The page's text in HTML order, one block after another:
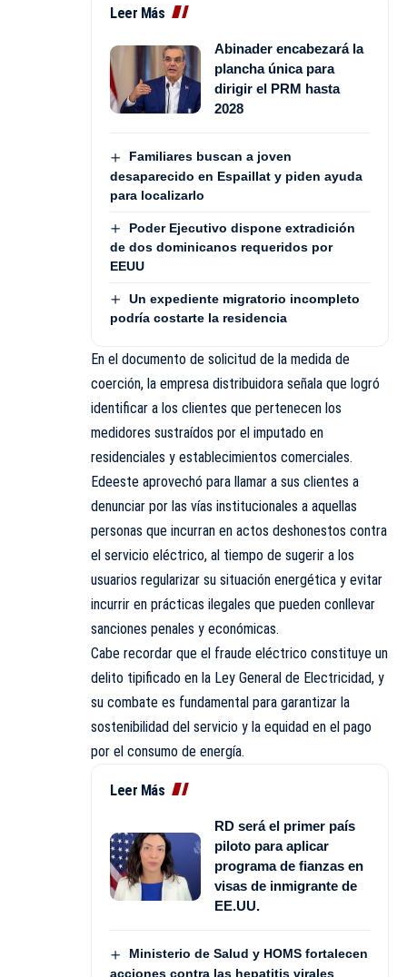
Leer Más
Abinader encabezará la
plancha única para
dirigir el PRM hasta
2028
Familiares buscan a joven
desaparecido en Espaillat y piden ayuda
para localizarlo
Poder Ejecutivo dispone extradición
de dos dominicanos requeridos por
EEUU
Un expediente migratorio incompleto
podría costarte la residencia
En el documento de solicitud de la medida de
coerción, la empresa distribuidora señala que logró
identificar a los clientes que pertenecen los
medidores sustraídos por el imputado en
residenciales y establecimientos comerciales.
Edeeste aprovechó para llamar a sus clientes a
denunciar por las vías institucionales a aquellas
personas que incurran en actos deshonestos contra
el servicio eléctrico, al tiempo de sugerir a los
usuarios regularizar su situación energética y evitar
incurrir en prácticas ilegales que pueden conllevar
sanciones penales y económicas.
Cabe recordar que el fraude eléctrico constituye un
delito tipificado en la Ley General de Electricidad, y
su combate es fundamental para garantizar la
sostenibilidad del servicio y la equidad en el pago
por el consumo de energía.
Leer Más
RD será el primer país
piloto para aplicar
programa de fianzas en
visas de inmigrante de
EE.UU.
Ministerio de Salud y HOMS fortalecen
acciones contra las hepatitis virales